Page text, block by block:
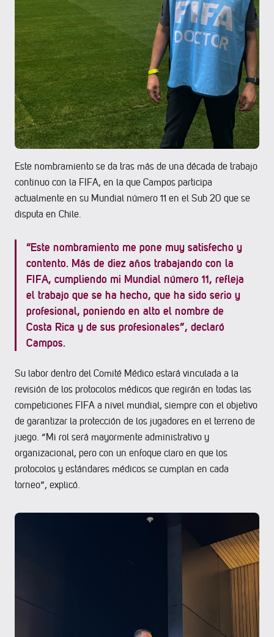
Este nombramiento se da tras más de una década de trabajo
continuo con la FIFA, en la que Campos participa
actualmente en su Mundial número 11 en el Sub 20 que se
disputa en Chile.
“Este nombramiento me pone muy satisfecho y
contento. Más de diez años trabajando con la
FIFA, cumpliendo mi Mundial número 11, refleja
el trabajo que se ha hecho, que ha sido serio y
profesional, poniendo en alto el nombre de
Costa Rica y de sus profesionales”, declaró
Campos.
Su labor dentro del Comité Médico estará vinculada a la
revisión de los protocolos médicos que regirán en todas las
competiciones FIFA a nivel mundial, siempre con el objetivo
de garantizar la protección de los jugadores en el terreno de
juego. “Mi rol será mayormente administrativo y
organizacional, pero con un enfoque claro en que los
protocolos y estándares médicos se cumplan en cada
torneo”, explicó.